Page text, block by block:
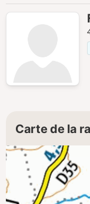
Carte de la